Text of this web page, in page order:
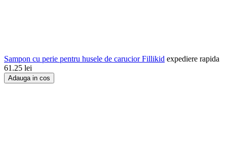
Sampon cu perie pentru husele de carucior Fillikid expediere rapida
61.25 lei
Adauga in cos